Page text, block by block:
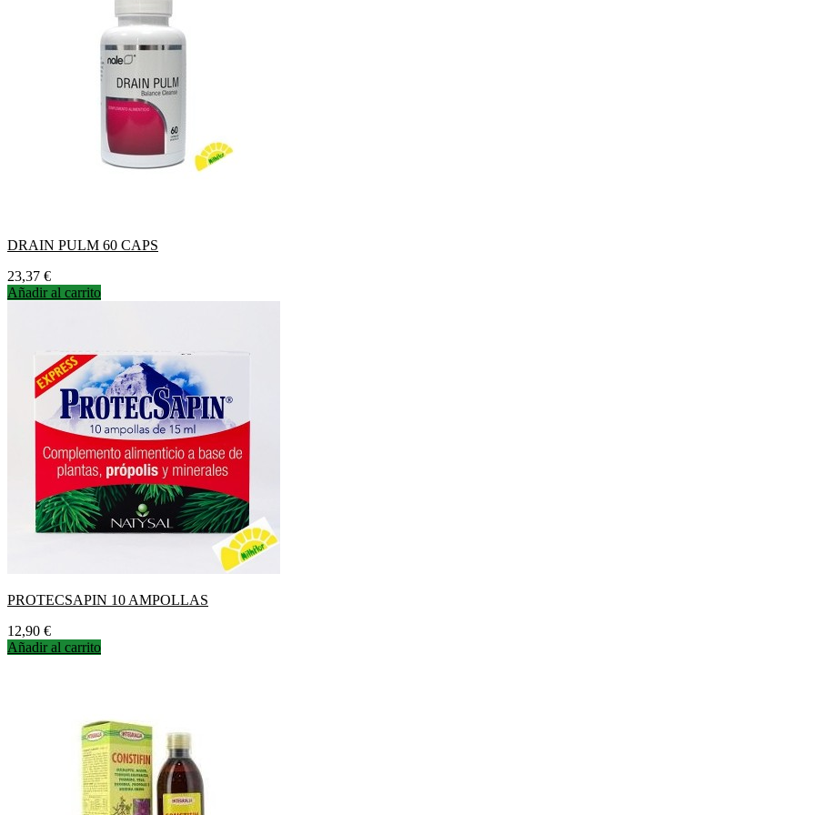
DRAIN PULM 60 CAPS
Precio
23,37 €
Añadir al carrito
PROTECSAPIN 10 AMPOLLAS
Precio
12,90 €
Añadir al carrito